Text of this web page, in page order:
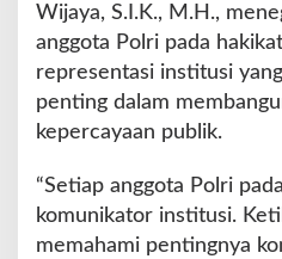
Wijaya, S.I.K., M.H.,
anggota Polri pada
representasi institusi
penting dalam
kepercayaan publik.
“Setiap anggota Polri
komunikator institusi.
memahami pentingnya